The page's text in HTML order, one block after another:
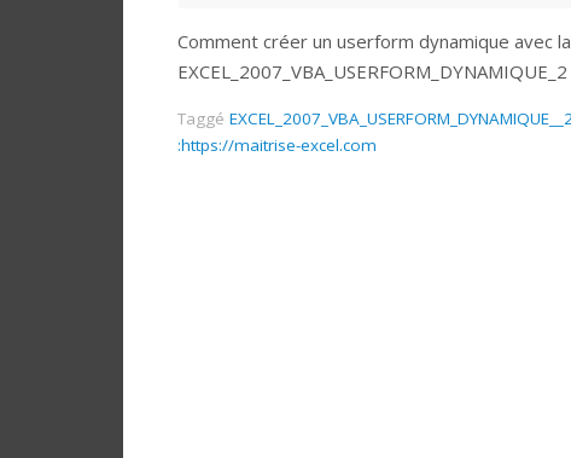
Comment créer un userform dynamique
Taggé
:https://maitrise-excel.com